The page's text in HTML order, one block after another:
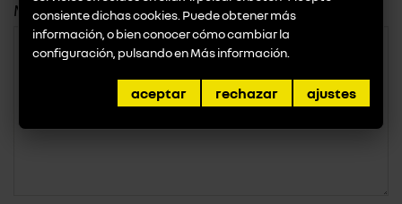
Mensaje
consiente dichas cookies. Puede obtener más
información, o bien conocer cómo cambiar la
configuración, pulsando enMás información
aceptar rechazar ajustes